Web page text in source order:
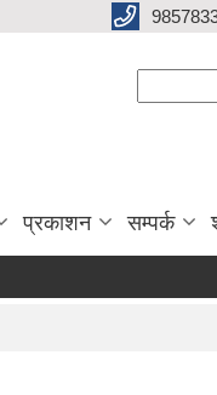
प्रकाशन सम्पर्क